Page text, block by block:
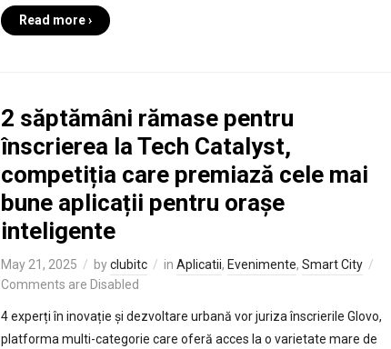
Read more ›
2 săptămâni rămase pentru
înscrierea la Tech Catalyst,
competiția care premiază cele mai
bune aplicații pentru orașe
inteligente
May 21, 2025 byclubitc in Aplicatii, Evenimente, Smart City
Comments are Disabled
4 experți în inovație și dezvoltare urbană vor juriza înscrierile Glovo,
platforma multi-categorie care oferă acces la o varietate mare de